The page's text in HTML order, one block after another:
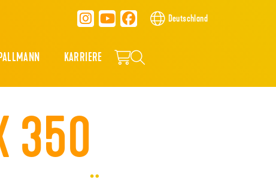
Deutschland
KARRIERE
350